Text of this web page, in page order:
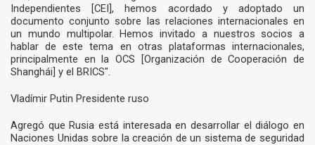
Independientes [CEI], hemos acordado y adoptado un
documento conjunto sobre las relaciones internacionales en
un mundo multipolar. Hemos invitado a nuestros socios a
hablar de este tema en otras plataformas internacionales,
principalmente en la OCS [Organización de Cooperación de
Shanghái] y el BRICS".
Vladímir Putin Presidente ruso
Agregó que Rusia está interesada en desarrollar el diálogo en
Naciones Unidas sobre la creación de un sistema de seguridad